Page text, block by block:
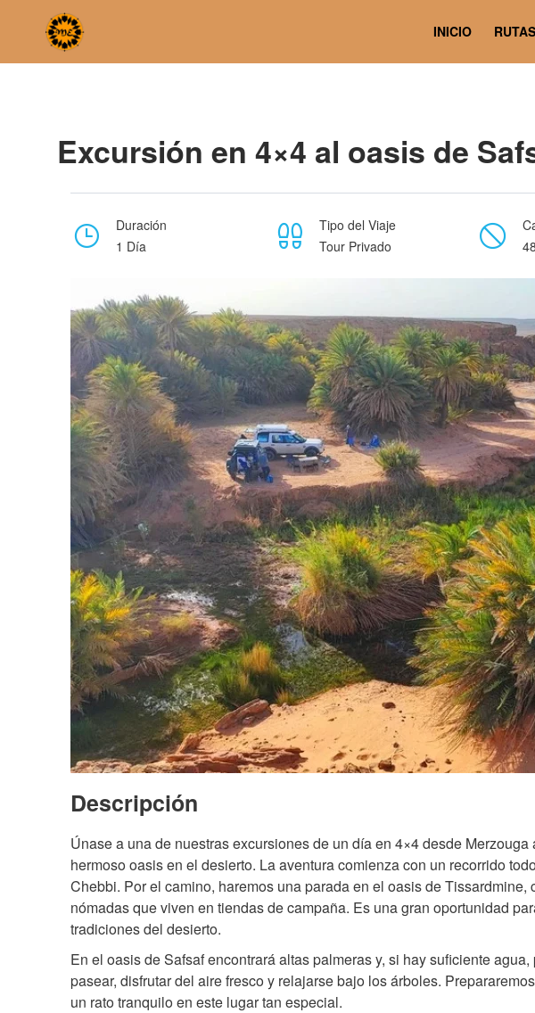
INICIO
Home
Excursión en 4×4 al oasis de
Duración
1 Día
Tipo del Viaje
Tour Privado
Descripción
Únase a una de nuestras excursiones de un día en 4×4 desde
hermoso oasis en el desierto. La aventura comienza con un recorrido
Chebbi. Por el camino, haremos una parada en el oasis de
nómadas que viven en tiendas de campaña. Es una gran oportunidad
tradiciones del desierto.
En el oasis de Safsaf encontrará altas palmeras y, si hay suficiente
pasear, disfrutar del aire fresco y relajarse bajo los árboles.
un rato tranquilo en este lugar tan especial.